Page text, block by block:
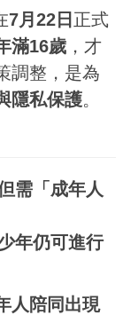
7月22日 正式
滿16歲 ，才
調整，是為
隱私保護。
需「成年人
年仍可進行
人陪同出現